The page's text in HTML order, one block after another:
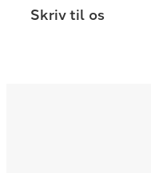
Skriv til os